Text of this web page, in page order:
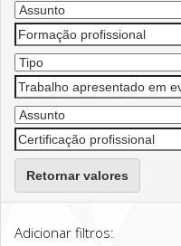
Retornar valores
Adicionar filtros: